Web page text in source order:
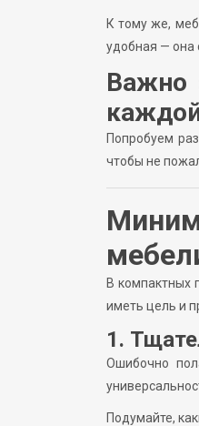
К тому же,
удобная — она
Важно
Попробуем
чтобы не
В компактных
иметь цель и
1.
Ошибочно
Подумайте,